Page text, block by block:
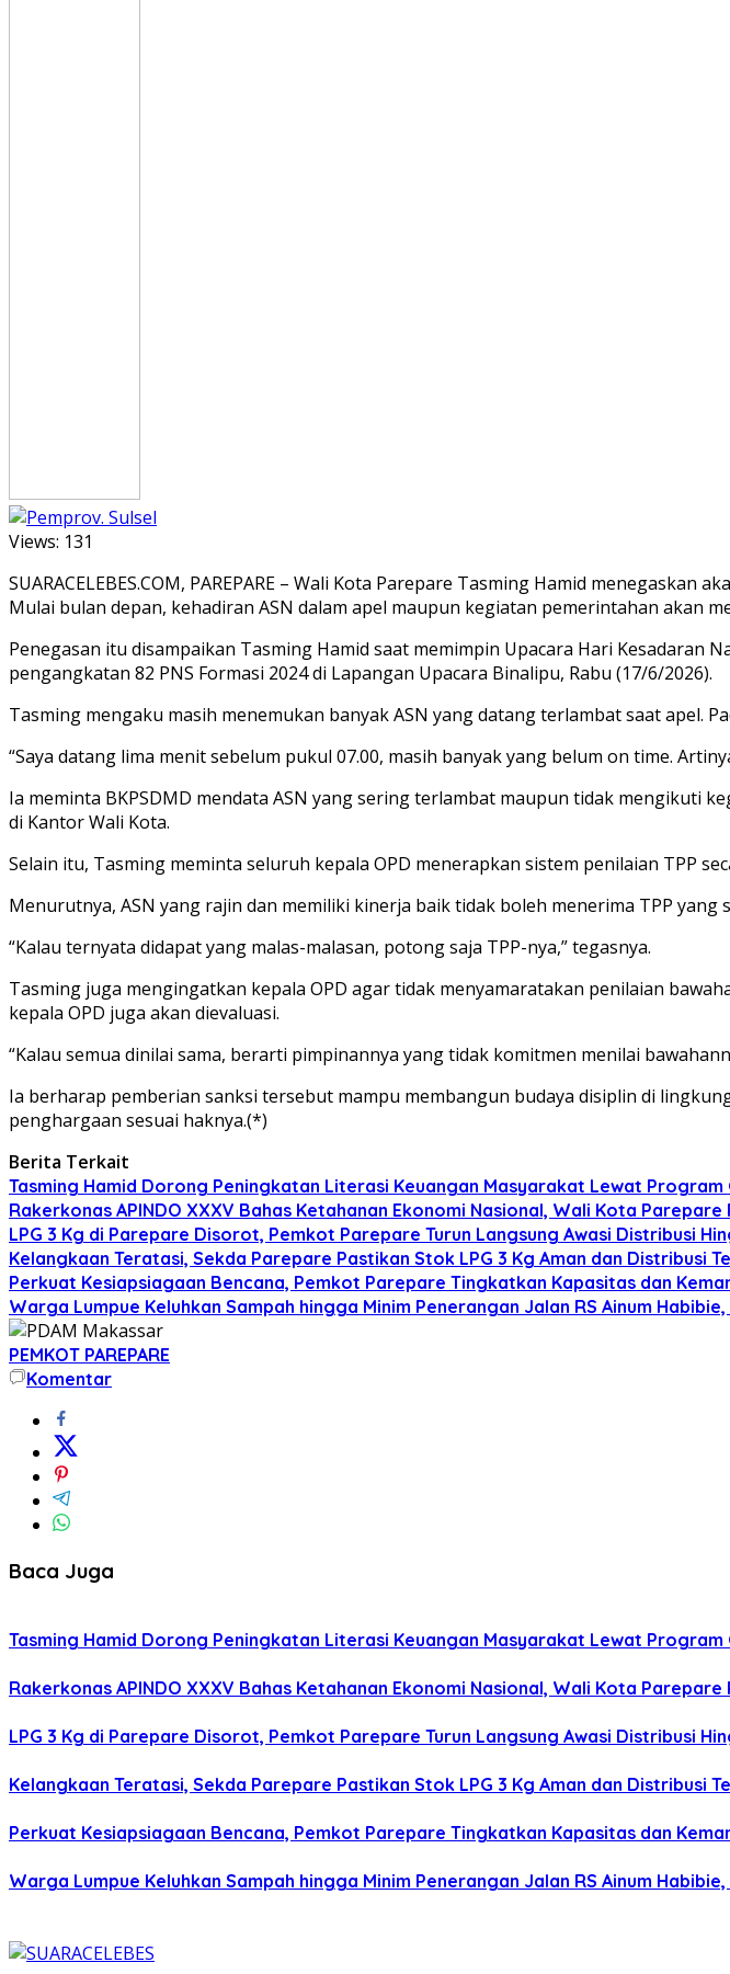
Views: 131
SUARACELEBES.COM, PAREPARE – Wali Kota Parepare Tasming Hamid
Mulai bulan depan, kehadiran ASN dalam apel maupun kegiatan pemerintahan akan
Penegasan itu disampaikan Tasming Hamid saat memimpin Upacara Hari Kesadaran
pengangkatan 82 PNS Formasi 2024 di Lapangan Upacara Binalipu, Rabu (17/6/2026).
Tasming mengaku masih menemukan banyak ASN yang datang terlambat saat apel.
“Saya datang lima menit sebelum pukul 07.00, masih banyak yang belum on time.
Ia meminta BKPSDMD mendata ASN yang sering terlambat maupun tidak mengikuti
di Kantor Wali Kota.
Selain itu, Tasming meminta seluruh kepala OPD menerapkan sistem penilaian TPP
Menurutnya, ASN yang rajin dan memiliki kinerja baik tidak boleh menerima TPP
“Kalau ternyata didapat yang malas-malasan, potong saja TPP-nya,” tegasnya.
Tasming juga mengingatkan kepala OPD agar tidak menyamaratakan penilaian
kepala OPD juga akan dievaluasi.
“Kalau semua dinilai sama, berarti pimpinannya yang tidak komitmen menilai
Ia berharap pemberian sanksi tersebut mampu membangun budaya disiplin di
penghargaan sesuai haknya.(*)
Berita Terkait
Tasming Hamid Dorong Peningkatan Literasi Keuangan Masyarakat Lewat Program
Rakerkonas APINDO XXXV Bahas Ketahanan Ekonomi Nasional, Wali Kota
LPG 3 Kg di Parepare Disorot, Pemkot Parepare Turun Langsung Awasi Distribusi
Kelangkaan Teratasi, Sekda Parepare Pastikan Stok LPG 3 Kg Aman dan Distribusi
Perkuat Kesiapsiagaan Bencana, Pemkot Parepare Tingkatkan Kapasitas dan
Warga Lumpue Keluhkan Sampah hingga Minim Penerangan Jalan RS Ainum
PEMKOT PAREPARE
Komentar
Baca Juga
Tasming Hamid Dorong Peningkatan Literasi Keuangan Masyarakat Lewat Program
Rakerkonas APINDO XXXV Bahas Ketahanan Ekonomi Nasional, Wali Kota
LPG 3 Kg di Parepare Disorot, Pemkot Parepare Turun Langsung Awasi Distribusi
Kelangkaan Teratasi, Sekda Parepare Pastikan Stok LPG 3 Kg Aman dan Distribusi
Perkuat Kesiapsiagaan Bencana, Pemkot Parepare Tingkatkan Kapasitas dan
Warga Lumpue Keluhkan Sampah hingga Minim Penerangan Jalan RS Ainum